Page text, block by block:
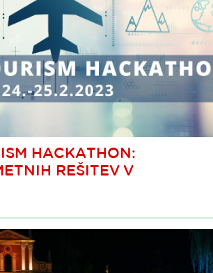
HACKATHON:
REŠITEV V